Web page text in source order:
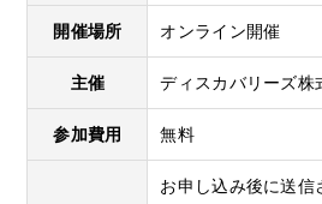
開催場所 オンライン開催
主催 ディスカバリーズ株
参加費用 無料
お申し込み後に送信